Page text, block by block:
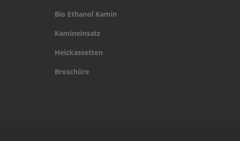
Bio Ethanol Kamin
Kamineinsatz
Heizkassetten
Broschüre